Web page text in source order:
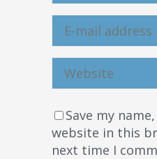
Save my
website in this
next time I